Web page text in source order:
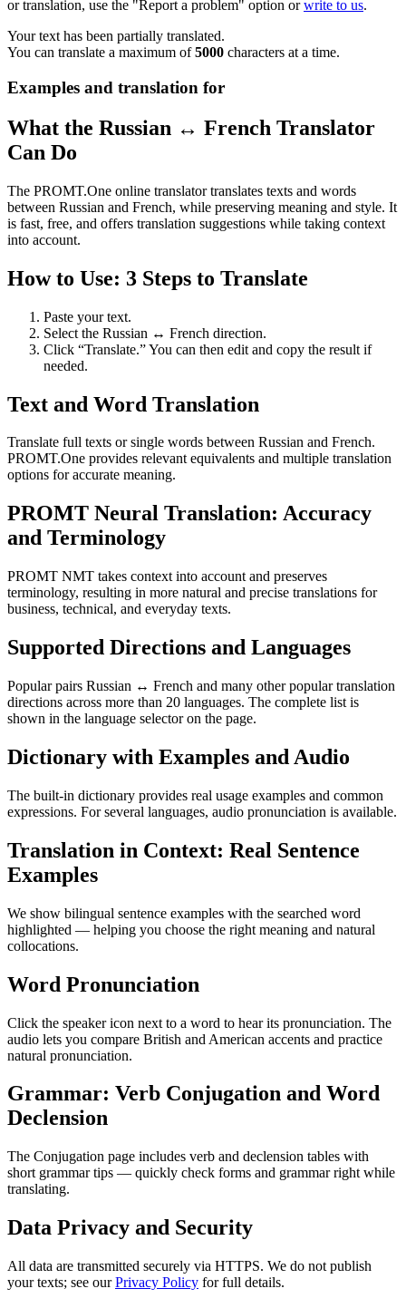
or translation, use the "Report a problem" option orwrite to us.
Your text has been partially translated.
You can translate a maximum of5000 characters at a time.
Examples and translation for
What the Russian ↔ French Translator
Can Do
The PROMT.One online translator translates texts and words
between Russian and French, while preserving meaning and style. It
is fast, free, and offers translation suggestions while taking context
into account.
How to Use: 3 Steps to Translate
Paste your text.
Select the Russian ↔ French direction.
Click “Translate.” You can then edit and copy the result if
needed.
Text and Word Translation
Translate full texts or single words between Russian and French.
PROMT.One provides relevant equivalents and multiple translation
options for accurate meaning.
PROMT Neural Translation: Accuracy
and Terminology
PROMT NMT takes context into account and preserves
terminology, resulting in more natural and precise translations for
business, technical, and everyday texts.
Supported Directions and Languages
Popular pairs Russian ↔ French and many other popular translation
directions across more than 20 languages. The complete list is
shown in the language selector on the page.
Dictionary with Examples and Audio
The built-in dictionary provides real usage examples and common
expressions. For several languages, audio pronunciation is available.
Translation in Context: Real Sentence
Examples
We show bilingual sentence examples with the searched word
highlighted — helping you choose the right meaning and natural
collocations.
Word Pronunciation
Click the speaker icon next to a word to hear its pronunciation. The
audio lets you compare British and American accents and practice
natural pronunciation.
Grammar: Verb Conjugation and Word
Declension
The Conjugation page includes verb and declension tables with
short grammar tips — quickly check forms and grammar right while
translating.
Data Privacy and Security
All data are transmitted securely via HTTPS. We do not publish
your texts; see ourPrivacy Policy for full details.